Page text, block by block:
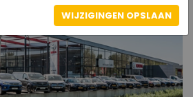
WIJZIGINGEN OPSLAAN